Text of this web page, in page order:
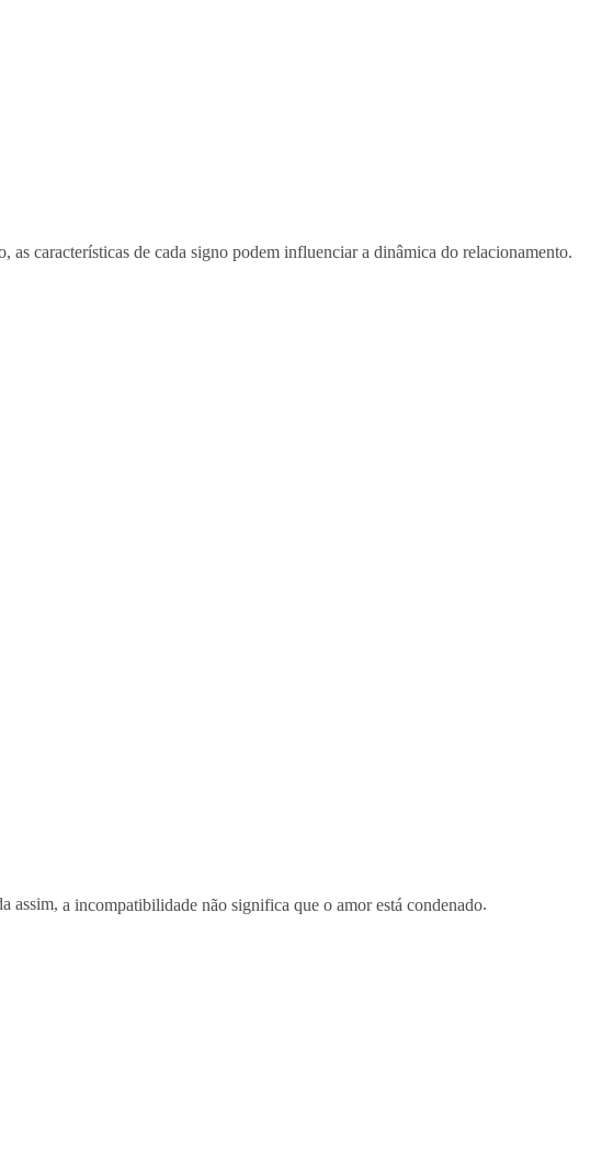
características de cada signo podem influenciar a dinâmica do relacionamento.
assim, a incompatibilidade não significa que o amor está condenado.